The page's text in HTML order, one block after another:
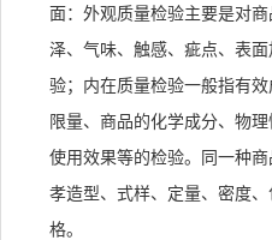
面：外观质量检验主要是对
泽、气味、触感、疵点、表
验；内在质量检验一般指有
限量、商品的化学成分、物
使用效果等的检验。同一种
孝造型、式样、定量、密度
格。